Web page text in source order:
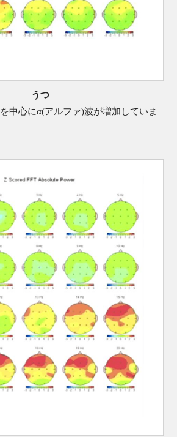
うつ
中心にα(アルファ)波が増加していま